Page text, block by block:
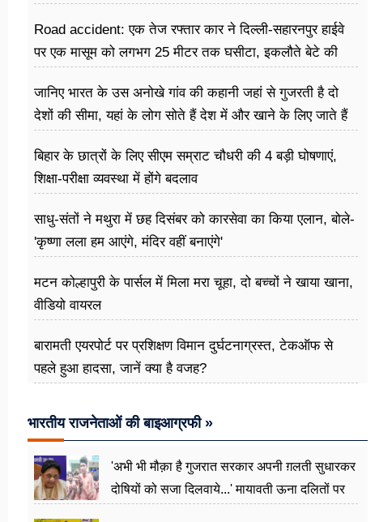
Road accident: एक तेज रफ्तार कार ने दिल्ली-सहारनपुर हाईवे
पर एक मासूम को लगभग 25 मीटर तक घसीटा, इकलौते बेटे की
जानिए भारत के उस अनोखे गांव की कहानी जहां से गुजरती है दो
देशों की सीमा, यहां के लोग सोते हैं देश में और खाने के लिए जाते हैं
बिहार के छात्रों के लिए सीएम सम्राट चौधरी की 4 बड़ी घोषणाएं,
शिक्षा-परीक्षा व्यवस्था में होंगे बदलाव
साधु-संतों ने मथुरा में छह दिसंबर को कारसेवा का किया एलान, बोले-
'कृष्णा लला हम आएंगे, मंदिर वहीं बनाएंगे'
मटन कोल्हापुरी के पार्सल में मिला मरा चूहा, दो बच्चों ने खाया खाना,
वीडियो वायरल
बारामती एयरपोर्ट पर प्रशिक्षण विमान दुर्घटनाग्रस्त, टेकऑफ से
पहले हुआ हादसा, जानें क्या है वजह?
भारतीय राजनेताओं की बाइआग्रफी »
'अभी भी मौक़ा है गुजरात सरकार अपनी ग़लती सुधारकर
दोषियों को सजा दिलवाये...' मायावती ऊना दलितों पर